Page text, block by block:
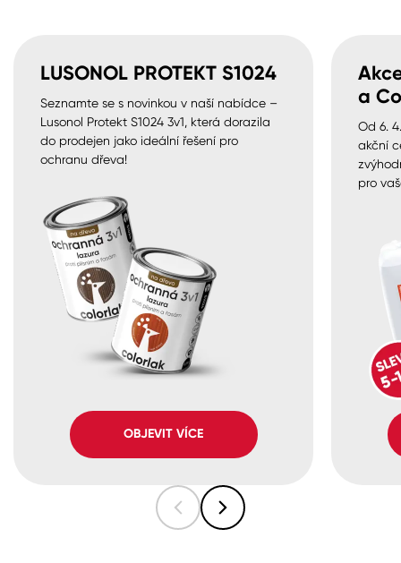
LUSONOL PROTEKT S1024
Seznamte se s novinkou v naší nabídce –
Lusonol Protekt S1024 3v1, která dorazila
do prodejen jako ideální řešení pro
ochranu dřeva!
OBJEVIT VÍCE
a
Od 6.
akční
pro